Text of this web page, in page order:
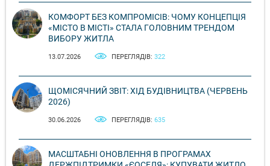
КОМФОРТ БЕЗ КОМПРОМІСІВ: ЧОМУ КОНЦЕПЦІЯ
«МІСТО В МІСТІ» СТАЛА ГОЛОВНИМ ТРЕНДОМ
ВИБОРУ ЖИТЛА
13.07.2026 ПЕРЕГЛЯДІВ: 322
ЩОМІСЯЧНИЙ ЗВІТ: ХІД БУДІВНИЦТВА (ЧЕРВЕНЬ
2026)
30.06.2026 ПЕРЕГЛЯДІВ: 635
МАСШТАБНІ ОНОВЛЕННЯ В ПРОГРАМАХ